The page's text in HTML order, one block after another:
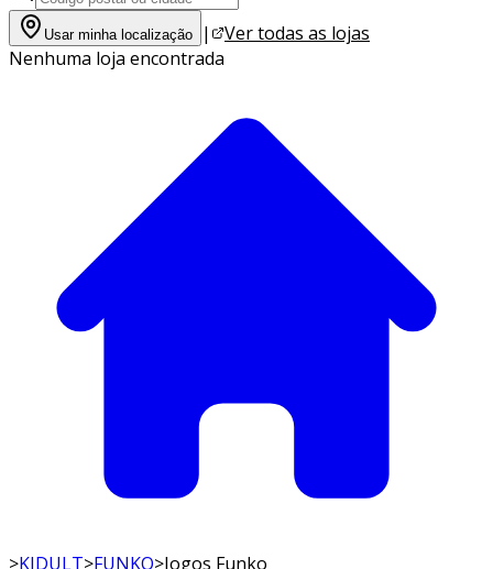
Usar minha localização |
Ver todas as lojas
Nenhuma loja encontrada
>KIDULT>FUNKO>Jogos Funko